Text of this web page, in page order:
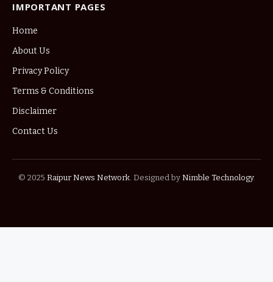
IMPORTANT PAGES
Home
About Us
Privacy Policy
Terms & Conditions
Disclaimer
Contact Us
© 2025 Raipur News Network. Designed by Nimble Technology.